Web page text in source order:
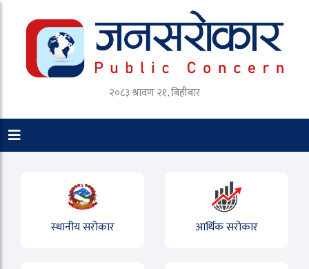
२०८३ श्रावण २१, बिहीबार
स्थानीय सरोकार आर्थिक सरोकार